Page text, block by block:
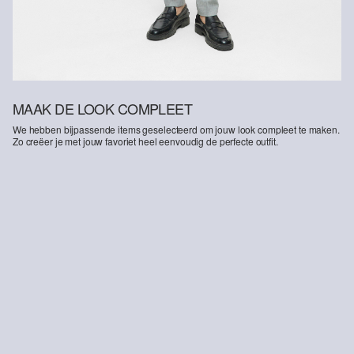
MAAK DE LOOK COMPLEET
We hebben bijpassende items geselecteerd om jouw look compleet te maken.
Zo creëer je met jouw favoriet heel eenvoudig de perfecte outfit.